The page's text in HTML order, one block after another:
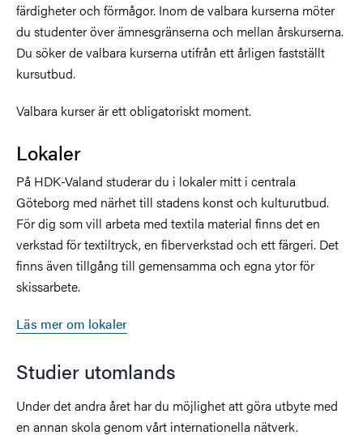
färdigheter och förmågor. Inom de valbara kurserna möter
du studenter över ämnesgränserna och mellan årskurserna.
Du söker de valbara kurserna utifrån ett årligen fastställt
kursutbud.
Valbara kurser är ett obligatoriskt moment.
Lokaler
På HDK-Valand studerar du i lokaler mitt i centrala
Göteborg med närhet till stadens konst och kulturutbud.
För dig som vill arbeta med textila material finns det en
verkstad för textiltryck, en fiberverkstad och ett färgeri. Det
finns även tillgång till gemensamma och egna ytor för
skissarbete.
Läs mer om lokaler
Studier utomlands
Under det andra året har du möjlighet att göra utbyte med
en annan skola genom vårt internationella nätverk.